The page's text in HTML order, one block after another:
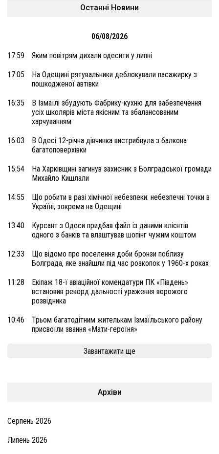
Останні Новини
06/08/2026
17:59 Яким повітрям дихали одесити у липні
17:05
На Одещині рятувальники деблокували пасажирку з
пошкодженої автівки
16:35
В Ізмаїлі збудують Фабрику-кухню для забезпечення
усіх школярів міста якісним та збалансованим
харчуванням
16:03
В Одесі 12-річна дівчинка вистрибнула з балкона
багатоповерхівки
15:54
На Харківщині загинув захисник з Болградської громади
Михайло Кишлали
14:55
Що робити в разі хімічної небезпеки: небезпечні точки в
Україні, зокрема на Одещині
13:40
Курсант з Одеси придбав файл із даними клієнтів
одного з банків та влаштував шопінг чужим коштом
12:33
Що відомо про поселення доби бронзи поблизу
Болграда, яке знайшли під час розкопок у 1960-х роках
11:28
Екіпаж 18-ї авіаційної комендатури ПК «Південь»
встановив рекорд дальності ураження ворожого
розвідника
10:46
Трьом багатодітним жителькам Ізмаїльського району
присвоїли звання «Мати-героїня»
Завантажити ще
Архіви
Серпень 2026
Липень 2026